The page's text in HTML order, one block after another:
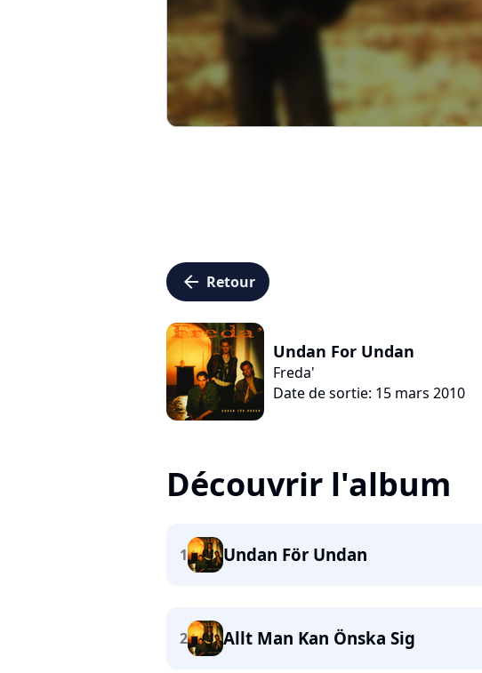
arrow_left Retour
Undan For Undan
Freda'
Date de sortie: 15 mars 2010
Découvrir l'album
1 Undan För Undan
2 Allt Man Kan Önska Sig